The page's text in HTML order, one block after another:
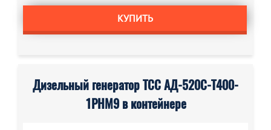
КУПИТЬ
Дизельный генератор ТСС АД-520С-Т400-
1РНМ9 в контейнере